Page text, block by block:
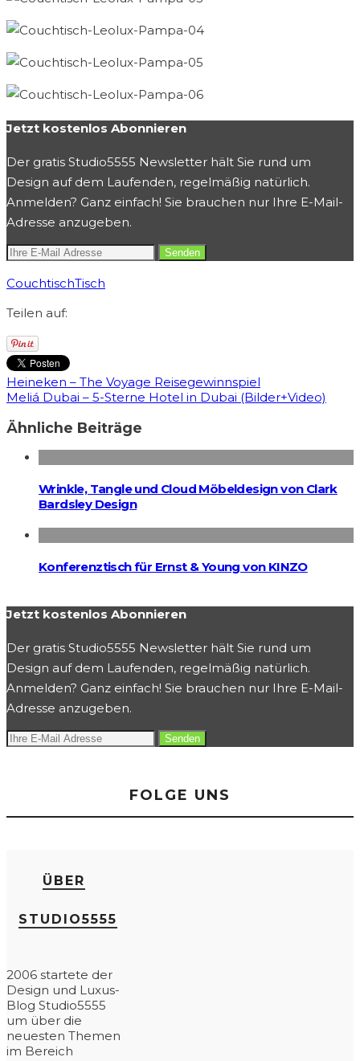
Jetzt kostenlos Abonnieren
Der gratis Studio5555 Newsletter hält Sie rund um
Design auf dem Laufenden, regelmäßig natürlich.
Anmelden? Ganz einfach! Sie brauchen nur Ihre E-Mail-
Adresse anzugeben.
CouchtischTisch
Teilen auf:
Heineken – The Voyage Reisegewinnspiel
Meliá Dubai – 5-Sterne Hotel in Dubai (Bilder+Video)
Ähnliche Beiträge
Wrinkle, Tangle und Cloud Möbeldesign von Clark
Bardsley Design
Konferenztisch für Ernst & Young von KINZO
Jetzt kostenlos Abonnieren
Der gratis Studio5555 Newsletter hält Sie rund um
Design auf dem Laufenden, regelmäßig natürlich.
Anmelden? Ganz einfach! Sie brauchen nur Ihre E-Mail-
Adresse anzugeben.
FOLGE UNS
ÜBER
STUDIO5555
2006 startete der
Design und Luxus-
Blog Studio5555
um über die
neuesten Themen
im Bereich